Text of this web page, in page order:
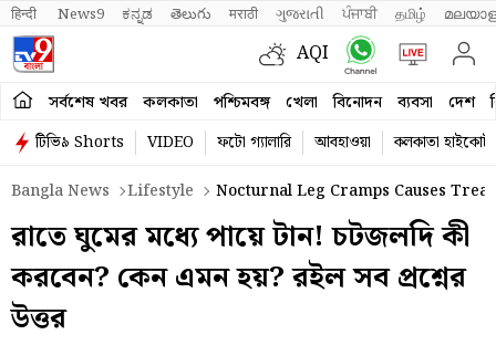
हिन्दी News9 ಕನ್ನಡ తెలుగు मराठी ગુજરાતી ਪੰਜਾਬੀ தமிழ்
AQI
সর্বশেষ খবর কলকাতা পশ্চিমবঙ্গ খেলা বিনোদন ব্যবসা দেশ
টিভি৯ Shorts VIDEO ফটো গ্যালারি আবহাওয়া
কলকাতা হাইকোর্ট
Bangla News
Lifestyle Nocturnal Leg Cramps Causes
রাতে ঘুমের মধ্যে পায়ে টান! চটজলদি কী
করবেন? কেন এমন হয়? রইল সব প্রশ্নের
উত্তর